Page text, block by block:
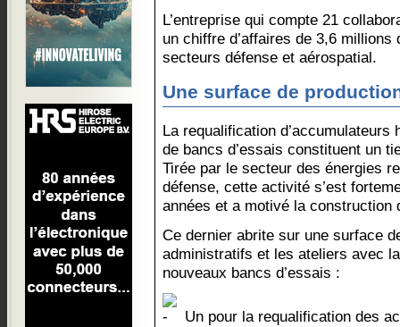
L’entreprise qui compte 21
un chiffre d’affaires de 3,6 millions
secteurs défense et aérospatial.
Une surface de
La requalification
de bancs d’essais constituent un
Tirée par le secteur des énergies
défense, cette activité s’est
années et a motivé la construction
Ce dernier abrite sur une surface
administratifs et les ateliers avec
nouveaux bancs d’essais :
Un pour la requalification des